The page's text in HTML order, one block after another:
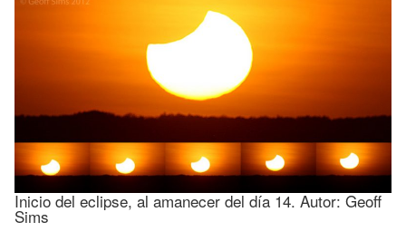
Inicio del eclipse, al amanecer del día 14. Autor: Geoff
Sims